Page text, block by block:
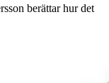
berättar hur det